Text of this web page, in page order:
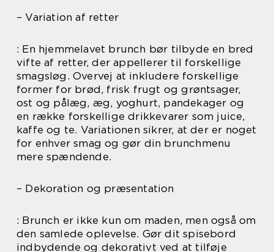
– Variation af retter
: En hjemmelavet brunch bør tilbyde en bred
vifte af retter, der appellerer til forskellige
smagsløg. Overvej at inkludere forskellige
former for brød, frisk frugt og grøntsager,
ost og pålæg, æg, yoghurt, pandekager og
en række forskellige drikkevarer som juice,
kaffe og te. Variationen sikrer, at der er noget
for enhver smag og gør din brunchmenu
mere spændende.
– Dekoration og præsentation
: Brunch er ikke kun om maden, men også om
den samlede oplevelse. Gør dit spisebord
indbydende og dekorativt ved at tilføje